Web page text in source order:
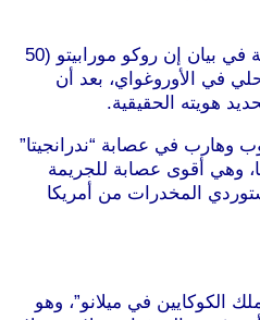
وقالت وزارة الداخلية الإيطالية في بيان إن روكو مورابيتو (50
في الأوروغواي، بعد أن
هويته الحقيقية.
وهارب في عصابة “ندرانجيتا”
وهي أقوى عصابة للجريمة
المخدرات من أمريكا
الكوكايين في ميلانو”، وهو